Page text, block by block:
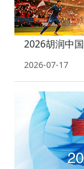
2026胡润中
2026-07-17